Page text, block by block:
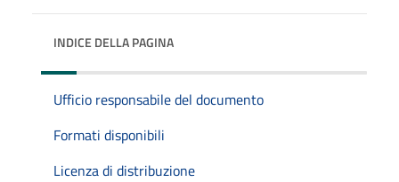
INDICE DELLA PAGINA
Ufficio responsabile del documento
Formati disponibili
Licenza di distribuzione